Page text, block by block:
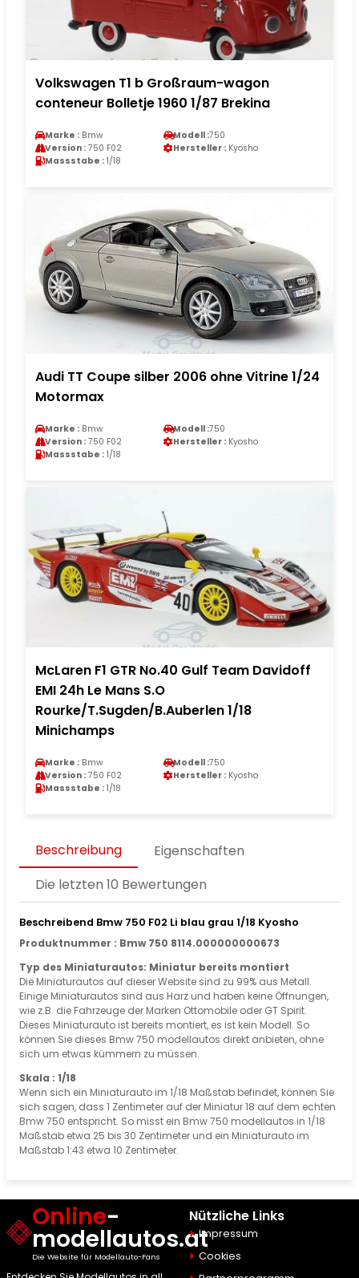
Volkswagen T1 b Großraum-wagon
conteneur Bolletje 1960 1/87 Brekina
Marke : Bmw Modell :750
Version : 750 F02 Hersteller : Kyosho
Massstabe : 1/18
Audi TT Coupe silber 2006 ohne Vitrine 1/24
Motormax
Marke : Bmw Modell :750
Version : 750 F02 Hersteller : Kyosho
Massstabe : 1/18
McLaren F1 GTR No.40 Gulf Team Davidoff
EMI 24h Le Mans S.O
Rourke/T.Sugden/B.Auberlen 1/18
Minichamps
Marke : Bmw Modell :750
Version : 750 F02 Hersteller : Kyosho
Massstabe : 1/18
Beschreibung
Eigenschaften
Die letzten 10 Bewertungen
Beschreibend Bmw 750 F02 Li blau grau 1/18 Kyosho
Produktnummer : Bmw 750 8114.000000000673
Typ des Miniaturautos: Miniatur bereits montiert
Die Miniaturautos auf dieser Website sind zu 99% aus Metall.
Einige Miniaturautos sind aus Harz und haben keine Öffnungen,
wie z.B. die Fahrzeuge der Marken Ottomobile oder GT Spirit.
Dieses Miniaturauto ist bereits montiert, es ist kein Modell. So
können Sie dieses Bmw 750 modellautos direkt anbieten, ohne
sich um etwas kümmern zu müssen.
Skala : 1/18
Wenn sich ein Miniaturauto im 1/18 Maßstab befindet, können Sie
sich sagen, dass 1 Zentimeter auf der Miniatur 18 auf dem echten
Bmw 750 entspricht. So misst ein Bmw 750 modellautos in 1/18
Maßstab etwa 25 bis 30 Zentimeter und ein Miniaturauto im
Maßstab 1:43 etwa 10 Zentimeter.
Online-
modellautos.at
Die Website für Modellauto-Fans
Nützliche Links
Impressum
Cookies